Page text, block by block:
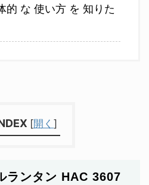
的 な 使い方 を 知りた
[開く ]
ランタン HAC 3607